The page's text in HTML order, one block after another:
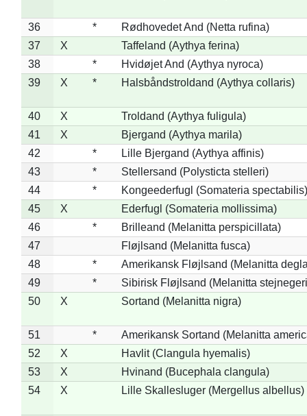
36 *
Rødhovedet And (Netta rufina)
37
X
Taffeland (Aythya ferina)
38
*
Hvidøjet And (Aythya nyroca)
39
X * Halsbåndstroldand (Aythya collaris)
40 X
Troldand (Aythya fuligula)
41
X
Bjergand (Aythya marila)
42
*
Lille Bjergand (Aythya affinis)
43
*
Stellersand (Polysticta stelleri)
44
*
Kongeederfugl (Somateria spectabilis)
45
X
Ederfugl (Somateria mollissima)
46
*
Brilleand (Melanitta perspicillata)
47
Fløjlsand (Melanitta fusca)
48
*
Amerikansk Fløjlsand (Melanitta
49
*
Sibirisk Fløjlsand (Melanitta
50
X Sortand (Melanitta nigra)
51 *
Amerikansk Sortand (Melanitta
52
X
Havlit (Clangula hyemalis)
53
X
Hvinand (Bucephala clangula)
54
X Lille Skallesluger (Mergellus albellus)